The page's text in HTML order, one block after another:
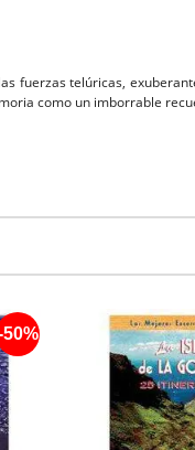
fuerzas telúricas,
como un imborrable
50%